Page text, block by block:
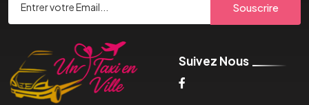
Souscrire
Suivez Nous